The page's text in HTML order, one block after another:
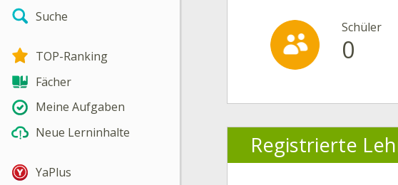
Suche
TOP-Ranking
Fächer
Meine Aufgaben
Neue Lerninhalte
YaPlus
Schüler
0
Registrierte